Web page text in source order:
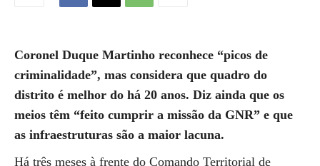
Coronel Duque Martinho reconhece “picos de
criminalidade”, mas considera que quadro do
distrito é melhor do há 20 anos. Diz ainda que os
meios têm “feito cumprir a missão da GNR” e que
as infraestruturas são a maior lacuna.
Há três meses à frente do Comando Territorial de